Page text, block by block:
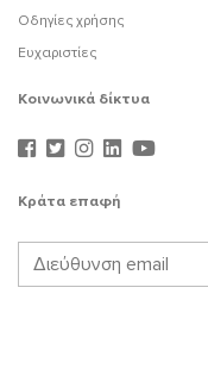
Οδηγίες χρήσης
Ευχαριστίες
Κοινωνικά δίκτυα
Κράτα επαφή